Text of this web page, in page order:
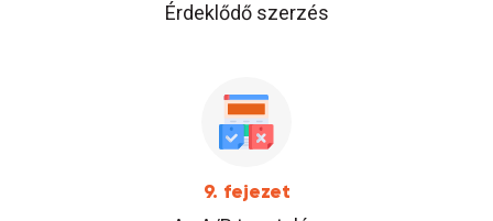
Érdeklődő szerzés
9. fejezet